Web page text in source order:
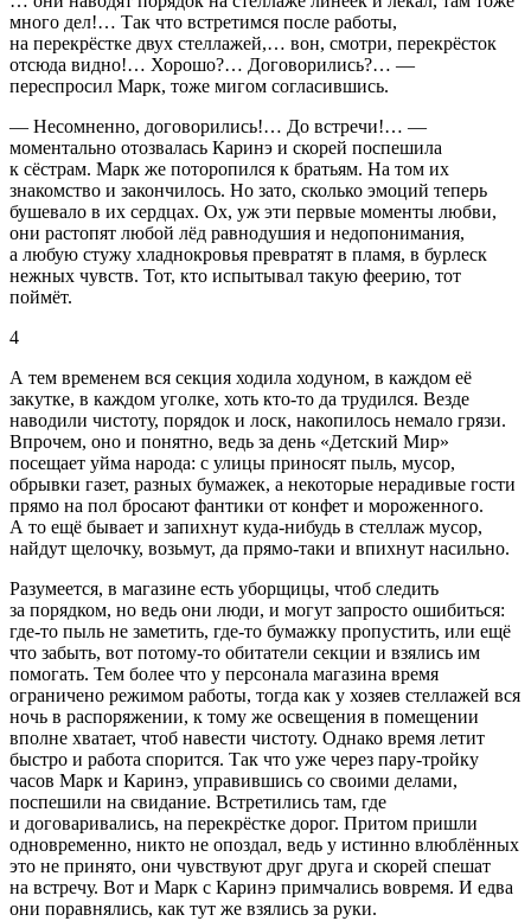
много дел!… Так что встретимся после работы,
на перекрёстке двух стеллажей,… вон, смотри, перекрёсток
отсюда видно!… Хорошо?… Договорились?… —
переспросил Марк, тоже мигом согласившись.
— Несомненно, договорились!… До встречи!… —
моментально отозвалась Каринэ и скорей поспешила
к сёстрам. Марк же поторопился к братьям. На том их
знакомство и закончилось. Но зато, сколько эмоций теперь
бушевало в их сердцах. Ох, уж эти первые моменты любви,
они растопят любой лёд равнодушия и недопонимания,
а любую стужу хладнокровья превратят в пламя, в бурлеск
нежных чувств. Тот, кто испытывал такую феерию, тот
поймёт.
4
А тем временем вся секция ходила ходуном, в каждом её
закутке, в каждом уголке, хоть кто-то да трудился. Везде
наводили чистоту, порядок и лоск, накопилось немало грязи.
Впрочем, оно и понятно, ведь за день «Детский Мир»
посещает уйма народа: с улицы приносят пыль, мусор,
обрывки газет, разных бумажек, а некоторые нерадивые гости
прямо на пол бросают фантики от конфет и мороженного.
А то ещё бывает и запихнут куда-нибудь в стеллаж мусор,
найдут щелочку, возьмут, да прямо-таки и впихнут насильно.
Разумеется, в магазине есть уборщицы, чтоб следить
за порядком, но ведь они люди, и могут запросто ошибиться:
где-то пыль не заметить, где-то бумажку пропустить, или ещё
что забыть, вот потому-то обитатели секции и взялись им
помогать. Тем более что у персонала магазина время
ограничено режимом работы, тогда как у хозяев стеллажей вся
ночь в распоряжении, к тому же освещения в помещении
вполне хватает, чтоб навести чистоту. Однако время летит
быстро и работа спорится. Так что уже через пару-тройку
часов Марк и Каринэ, управившись со своими делами,
поспешили на свидание. Встретились там, где
и договаривались, на перекрёстке дорог. Притом пришли
одновременно, никто не опоздал, ведь у истинно влюблённых
это не принято, они чувствуют друг друга и скорей спешат
на встречу. Вот и Марк с Каринэ примчались вовремя. И едва
они поравнялись, как тут же взялись за руки.